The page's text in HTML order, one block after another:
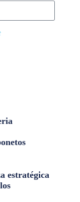
estratégica